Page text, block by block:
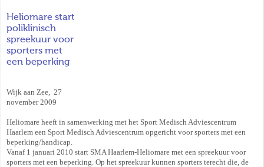
Heliomare start
poliklinisch
spreekuur voor
sporters met
een beperking
Wijk aan Zee, 27
november 2009
Heliomare heeft in samenwerking met het Sport Medisch Adviescentrum
Haarlem een Sport Medisch Adviescentrum opgericht voor sporters met een
beperking/handicap.
Vanaf 1 januari 2010 start SMA Haarlem-Heliomare met een spreekuur voor
sporters met een beperking. Op het spreekuur kunnen sporters terecht die, de